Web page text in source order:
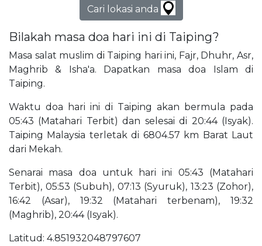
Cari lokasi anda
Bilakah masa doa hari ini di Taiping?
Masa salat muslim di Taiping hari ini, Fajr, Dhuhr, Asr,
Maghrib & Isha'a. Dapatkan masa doa Islam di
Taiping.
Waktu doa hari ini di Taiping akan bermula pada
05:43 (Matahari Terbit) dan selesai di 20:44 (Isyak).
Taiping Malaysia terletak di 6804.57 km Barat Laut
dari Mekah.
Senarai masa doa untuk hari ini 05:43 (Matahari
Terbit), 05:53 (Subuh), 07:13 (Syuruk), 13:23 (Zohor),
16:42 (Asar), 19:32 (Matahari terbenam), 19:32
(Maghrib), 20:44 (Isyak).
Latitud: 4.851932048797607